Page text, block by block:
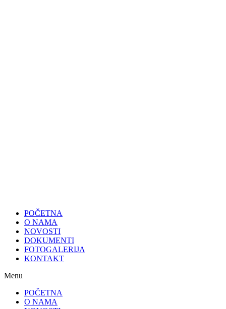
POČETNA
O NAMA
NOVOSTI
DOKUMENTI
FOTOGALERIJA
KONTAKT
Menu
POČETNA
O NAMA